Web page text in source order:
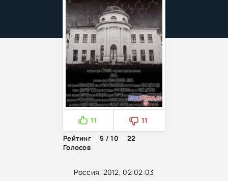
Россия, 2012, 02:02:03
11
11
Рейтинг
5 / 10
22
Голосов